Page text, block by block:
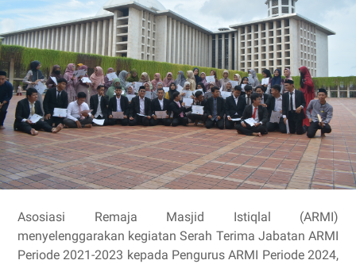
Asosiasi Remaja Masjid Istiqlal (ARMI)
menyelenggarakan kegiatan Serah Terima Jabatan ARMI
Periode 2021-2023 kepada Pengurus ARMI Periode 2024,